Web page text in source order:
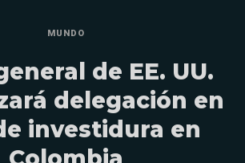
MUNDO
de EE. UU.
delegación en
investidura en